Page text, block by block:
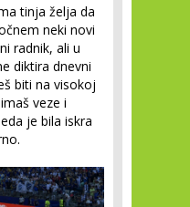
tinja želja da
neki novi
radnik, ali u
diktira dnevni
biti na visokoj
veze i
je bila iskra